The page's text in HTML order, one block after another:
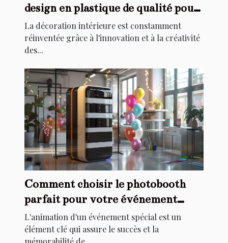
design en plastique de qualité pour
la décoration intérieure
La décoration intérieure est constamment
réinventée grâce à l'innovation et à la créativité
des...
Comment choisir le photobooth
parfait pour votre événement
spécial
L'animation d'un événement spécial est un
élément clé qui assure le succès et la